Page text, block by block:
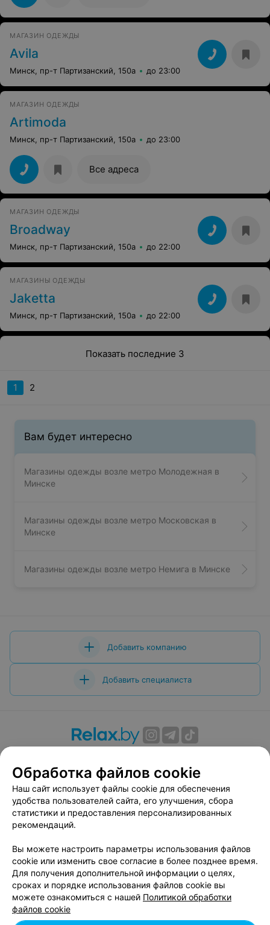
МАГАЗИН ОДЕЖДЫ
Avila
Минск, пр-т Партизанский, 150а до 23:00
МАГАЗИН ОДЕЖДЫ
Artimoda
Минск, пр-т Партизанский, 150а до 23:00
Все адреса
МАГАЗИН ОДЕЖДЫ
Broadway
Минск, пр-т Партизанский, 150а до 22:00
МАГАЗИНЫ ОДЕЖДЫ
Jaketta
Минск, пр-т Партизанский, 150а до 22:00
Показать последние 3
1 2
Вам будет интересно
Магазины одежды возле метро Молодежная в
Минске
Магазины одежды возле метро Московская в
Минске
Магазины одежды возле метро Немига в Минске
Добавить компанию
Добавить специалиста
Вакансии
Публичный договор
Способы оплаты
Публичный договор по использованию сервиса
«Афиша»
Пользовательское соглашение
Связаться по вопросам сотрудничества
Написать руководителю relax.by
Персональные настройки cookie
Обработка персональных данных
Обработка файлов cookie
Наш сайт использует файлы cookie для обеспечения
удобства пользователей сайта, его улучшения, сбора
статистики и предоставления персонализированных
рекомендаций.
Вы можете настроить параметры использования файлов
cookie или изменить свое согласие в более позднее время.
Для получения дополнительной информации о целях,
сроках и порядке использования файлов cookie вы
можете ознакомиться с нашей Политикой обработки
файлов cookie